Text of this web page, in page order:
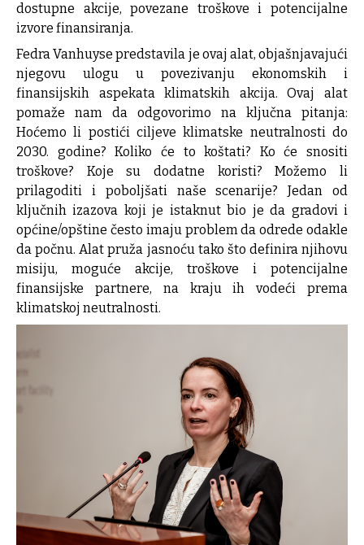
dostupne akcije, povezane troškove i potencijalne
izvore finansiranja.
Fedra Vanhuyse predstavila je ovaj alat, objašnjavajući
njegovu ulogu u povezivanju ekonomskih i
finansijskih aspekata klimatskih akcija. Ovaj alat
pomaže nam da odgovorimo na ključna pitanja:
Hoćemo li postići ciljeve klimatske neutralnosti do
2030. godine? Koliko će to koštati? Ko će snositi
troškove? Koje su dodatne koristi? Možemo li
prilagoditi i poboljšati naše scenarije? Jedan od
ključnih izazova koji je istaknut bio je da gradovi i
općine/opštine često imaju problem da odrede odakle
da počnu. Alat pruža jasnoću tako što definira njihovu
misiju, moguće akcije, troškove i potencijalne
finansijske partnere, na kraju ih vodeći prema
klimatskoj neutralnosti.